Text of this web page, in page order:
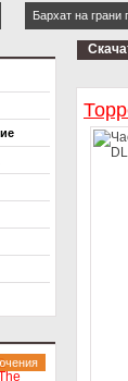
Бархат на грани